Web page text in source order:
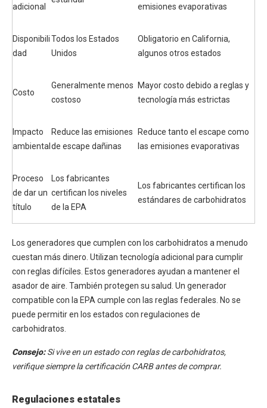
adicional
emisiones evaporativas
Disponibili
dad
Todos los Estados
Unidos
Obligatorio en California,
algunos otros estados
Costo
Generalmente menos
costoso
Mayor costo debido a reglas y
tecnología más estrictas
Impacto
ambiental
Reduce las emisiones
de escape dañinas
Reduce tanto el escape como
las emisiones evaporativas
Proceso
de dar un
título
Los fabricantes
certifican los niveles
de la EPA
Los fabricantes certifican los
estándares de carbohidratos
Los generadores que cumplen con los carbohidratos a menudo
cuestan más dinero. Utilizan tecnología adicional para cumplir
con reglas difíciles. Estos generadores ayudan a mantener el
asador de aire. También protegen su salud. Un generador
compatible con la EPA cumple con las reglas federales. No se
puede permitir en los estados con regulaciones de
carbohidratos.
Consejo:Si vive en un estado con reglas de carbohidratos,
verifique siempre la certificación CARB antes de comprar.
Regulaciones estatales